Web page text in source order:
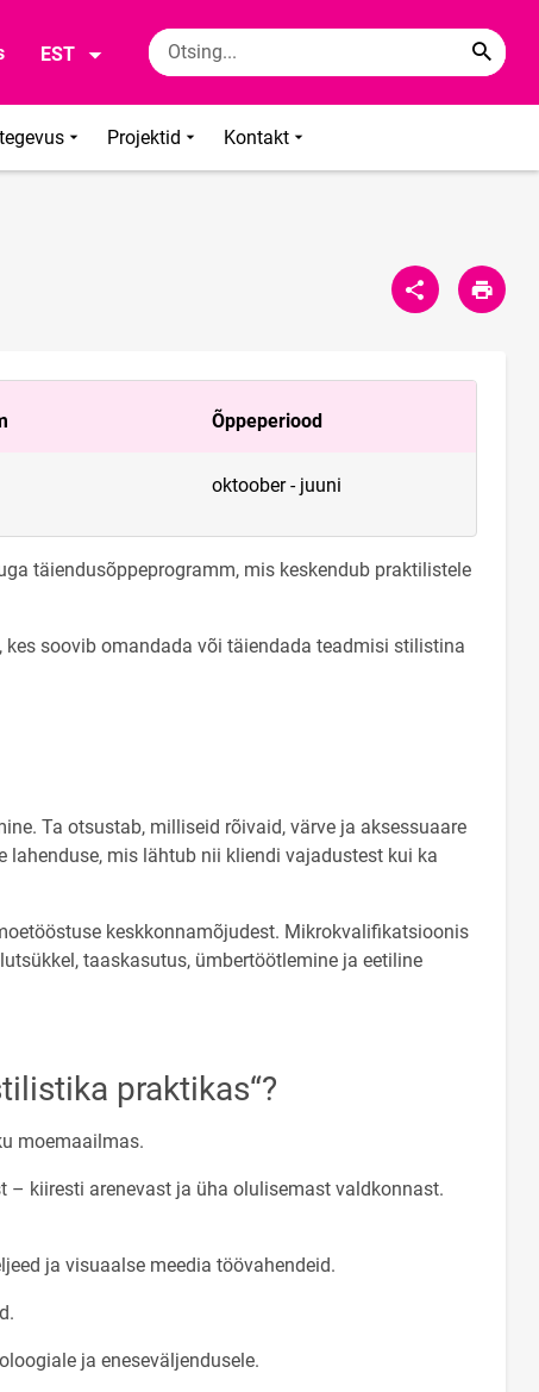
EST
Projektid Kontakt
Õppeperiood
oktoober - juuni
täiendusõppeprogramm, mis keskendub praktilistele
soovib omandada või täiendada teadmisi stilistina
Ta otsustab, milliseid rõivaid, värve ja aksessuaare
mis lähtub nii kliendi vajadustest kui ka
keskkonnamõjudest. Mikrokvalifikatsioonis
taaskasutus, ümbertöötlemine ja eetiline
praktikas“?
moemaailmas.
kiiresti arenevast ja üha olulisemast valdkonnast.
ja visuaalse meedia töövahendeid.
ja eneseväljendusele.